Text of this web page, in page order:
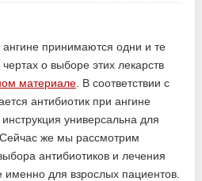
принимаются одни и те
о выборе этих лекарств
материале . В соответствии с
антибиотик при ангине
универсальна для
же мы рассмотрим
антибиотиков и лечения
для взрослых пациентов.